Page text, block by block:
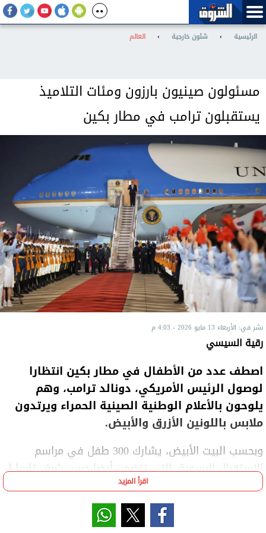
الرئيسية › شئون خارجية › العالم
مسئولون صينيون بارزون ومئات التلاميذ
يستقبلون ترامب في مطار بكين
نشر في: الأربعاء 13 مايو 2026 - 4:03 م
رقية السيسي
اصطف عدد من الأطفال في مطار بكين انتظارا
لوصول الرئيس الأمريكي، دونالد ترامب، وهم
يلوحون بالأعلام الوطنية الصينية الحمراء ويرتدون
ملابس باللونين الأزرق والأبيض.
وبحسب البيت الأبيض، يشارك 300 طفل في مراسم
الاستقبال الرسمية، التي تتضمن أيضا حرس شرف تابعا لـ
جيش التحرير الشعبي الصيني، بحسب شبكة "إن بي سي"
اقرأ المزيد